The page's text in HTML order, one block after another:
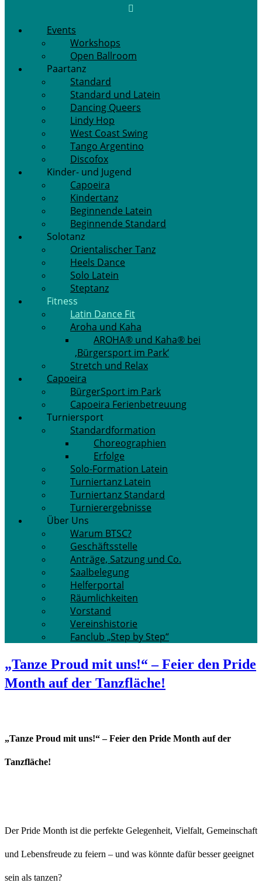
Events
Workshops
Open Ballroom
Paartanz
Standard
Standard und Latein
Dancing Queers
Lindy Hop
West Coast Swing
Tango Argentino
Discofox
Kinder- und Jugend
Capoeira
Kindertanz
Beginnende Latein
Beginnende Standard
Solotanz
Orientalischer Tanz
Heels Dance
Solo Latein
Steptanz
Fitness
Latin Dance Fit
Aroha und Kaha
AROHA® und Kaha® bei
‚Bürgersport im Park‘
Stretch und Relax
Capoeira
BürgerSport im Park
Capoeira Ferienbetreuung
Turniersport
Standardformation
Choreographien
Erfolge
Solo-Formation Latein
Turniertanz Latein
Turniertanz Standard
Turnierergebnisse
Über Uns
Warum BTSC?
Geschäftsstelle
Anträge, Satzung und Co.
Saalbelegung
Helferportal
Räumlichkeiten
Vorstand
Vereinshistorie
Fanclub „Step by Step“
„Tanze Proud mit uns!“ – Feier den Pride
Month auf der Tanzfläche!
„Tanze Proud mit uns!“ – Feier den Pride Month auf der
Tanzfläche!
Der Pride Month ist die perfekte Gelegenheit, Vielfalt, Gemeinschaft
und Lebensfreude zu feiern – und was könnte dafür besser geeignet
sein als tanzen?